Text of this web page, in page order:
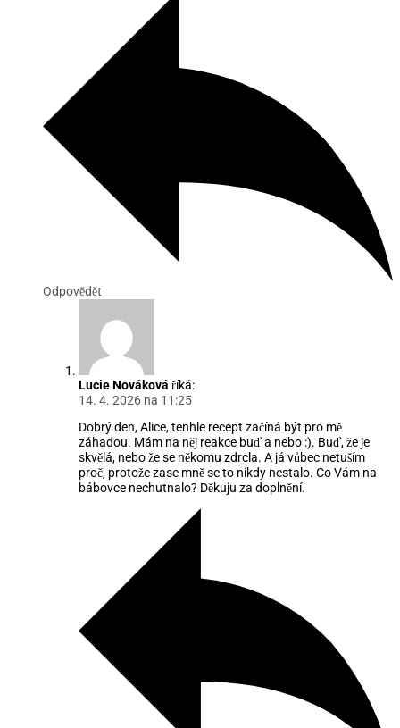
Odpovědět
Lucie Nováková říká:
14. 4. 2026 na 11:25
Dobrý den, Alice, tenhle recept začíná být pro mě
záhadou. Mám na něj reakce buď a nebo :). Buď, že je
skvělá, nebo že se někomu zdrcla. A já vůbec netuším
proč, protože zase mně se to nikdy nestalo. Co Vám na
bábovce nechutnalo? Děkuju za doplnění.